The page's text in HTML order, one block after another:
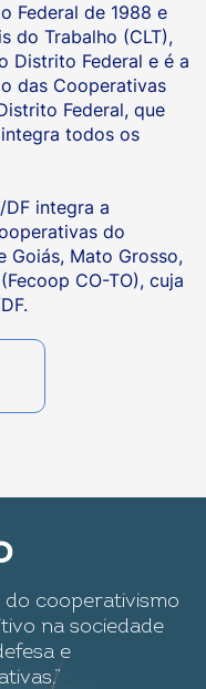
Federal de 1988 e
do Trabalho (CLT),
Distrito Federal e é a
das Cooperativas
Federal, que
todos os
integra a
do
Goiás, Mato Grosso,
CO-TO), cuja
do cooperativismo
na sociedade
e